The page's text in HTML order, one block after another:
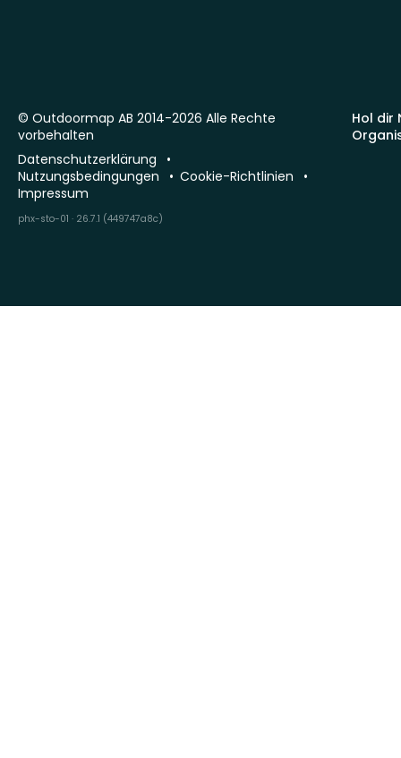
Hol dir
© Outdoormap AB 2014-2026 Alle Rechte
vorbehalten
Datenschutzerklärung
Nutzungsbedingungen
Cookie-Richtlinien
Impressum
phx-sto-01 · 26.7.1 (449747a8c)